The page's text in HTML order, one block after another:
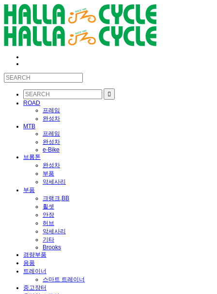
ROAD
프레임
완성차
MTB
프레임
완성차
e-Bike
브롬톤
완성차
부품
악세사리
부품
크랭크,BB
휠셋
안장
허브
악세사리
기타
Brooks
경량부품
용품
트레이너
스마트 트레이너
중고장터